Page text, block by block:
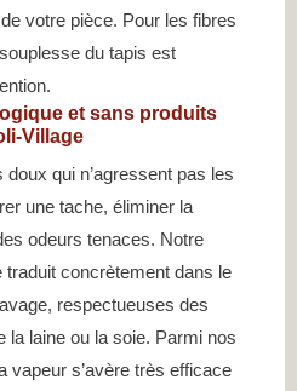
votre pièce. Pour les fibres
du tapis est
et sans produits
Village
qui n’agressent pas les
une tache, éliminer la
odeurs tenaces. Notre
concrètement dans le
respectueuses des
la laine ou la soie. Parmi nos
vapeur s’avère très efficace